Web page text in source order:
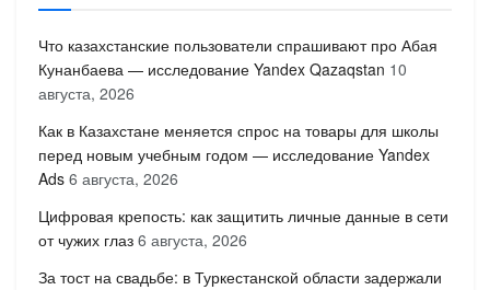
Что казахстанские пользователи спрашивают про Абая
Кунанбаева — исследование Yandex Qazaqstan 10
августа, 2026
Как в Казахстане меняется спрос на товары для школы
перед новым учебным годом — исследование Yandex
Ads 6 августа, 2026
Цифровая крепость: как защитить личные данные в сети
от чужих глаз 6 августа, 2026
За тост на свадьбе: в Туркестанской области задержали